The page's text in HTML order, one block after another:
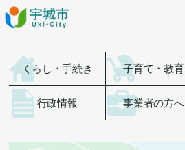
くらし・手続き 子育て・教育
行政情報 事業者の方へ